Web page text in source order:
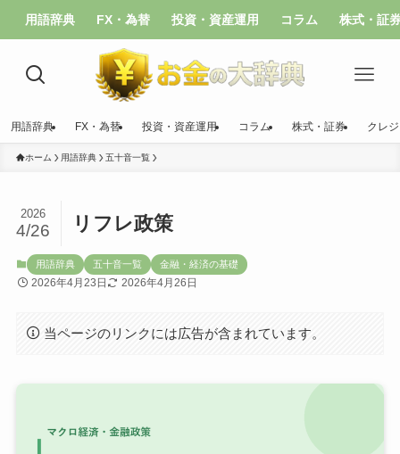
用語辞典 FX・為替 投資・資産運用 コラム 株式・証
用語辞典 FX・為替 投資・資産運用 コラム 株式・証券 クレ
ホーム 用語辞典 五十音一覧
リフレ政策
2026
4/26
用語辞典 五十音一覧 金融・経済の基礎
2026年4月23日 2026年4月26日
当ページのリンクには広告が含まれています。